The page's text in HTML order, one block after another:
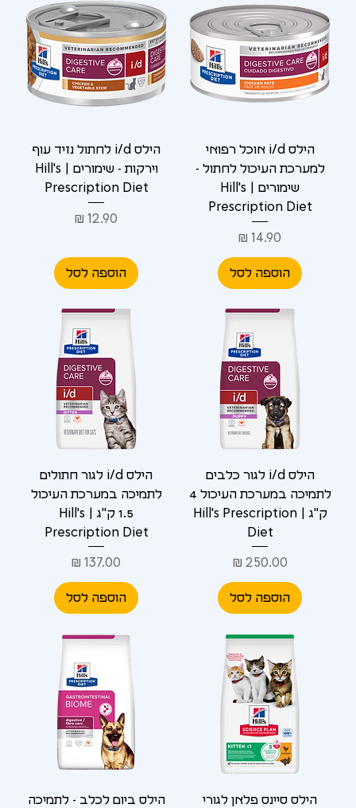
הילס i/d אוכל רפואי
למערכת העיכול לחתול -
שימורים | Hill's
Prescription Diet
מחיר
הוספה לסל
הילס i/d לחתול נזיד עוף
וירקות - שימורים | Hill's
Prescription Diet
מחיר
הוספה לסל
הילס i/d לגור כלבים
לתמיכה במערכת העיכול 4
ק"ג | Hill's Prescription
Diet
מחיר
הוספה לסל
הילס i/d לגור חתולים
לתמיכה במערכת העיכול
1.5 ק"ג | Hill's
Prescription Diet
מחיר
הוספה לסל
הילס סיינס פלאן לגורי
הילס ביום לכלב - לתמיכה